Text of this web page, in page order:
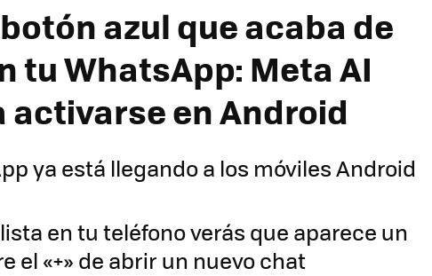
azul que acaba de
tu WhatsApp: Meta AI
activarse en Android
ya está llegando a los móviles Android
en tu teléfono verás que aparece un
el «+» de abrir un nuevo chat